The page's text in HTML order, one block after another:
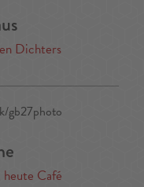
Dichters
heute Café